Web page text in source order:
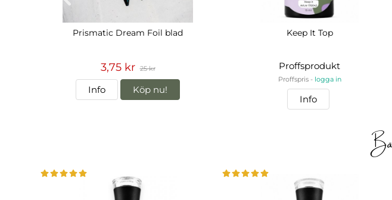
Prismatic Dream Foil blad
3,75 kr 25 kr
Info Köp nu!
Keep It Top
Proffsprodukt
Proffspris - logga in
Info